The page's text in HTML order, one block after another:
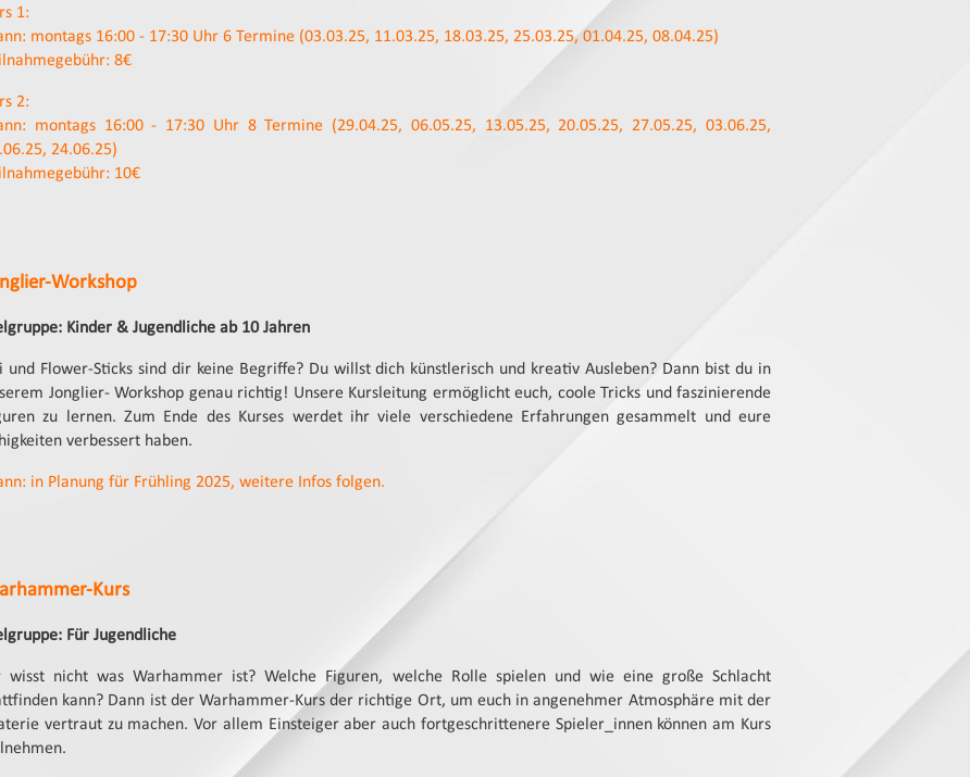
1:
montags 16:00 - 17:30 Uhr 6 Termine (03.03.25, 11.03.25, 18.03.25, 25.03.25, 01.04.25, 08.04.25)
8€
2:
montags 16:00 - 17:30 Uhr 8 Termine (29.04.25, 06.05.25, 13.05.25, 20.05.25, 27.05.25, 03.06.25,
24.06.25)
10€
Workshop
Kinder & Jugendliche ab 10 Jahren
und Flower-Sticks sind dir keine Begriffe? Du willst dich künstlerisch und kreativ Ausleben? Dann bist du in
Jonglier- Workshop genau richtig! Unsere Kursleitung ermöglicht euch, coole Tricks und faszinierende
zu lernen. Zum Ende des Kurses werdet ihr viele verschiedene Erfahrungen gesammelt und eure
verbessert haben.
in Planung für Frühling 2025, weitere Infos folgen.
Kurs
Für Jugendliche
wisst nicht was Warhammer ist? Welche Figuren, welche Rolle spielen und wie eine große Schlacht
kann? Dann ist der Warhammer-Kurs der richtige Ort, um euch in angenehmer Atmosphäre mit der
vertraut zu machen. Vor allem Einsteiger aber auch fortgeschrittenere Spieler_innen können am Kurs